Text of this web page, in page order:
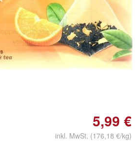
Doppelt antippen zum
vergrößern
5,99 €
inkl. MwSt. (176,18 €/kg)